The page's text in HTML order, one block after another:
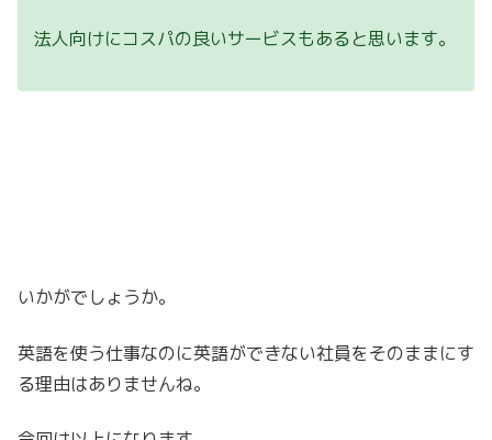
法人向けにコスパの良いサービスもあると思います。
いかがでしょうか。
英語を使う仕事なのに英語ができない社員をそのままにす
る理由はありませんね。